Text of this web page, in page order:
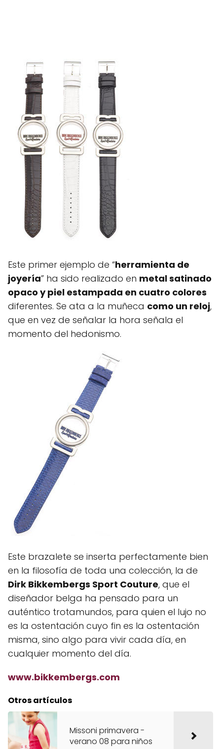
Este primer ejemplo de “herramienta de
joyería” ha sido realizado en metal satinado
opaco y piel estampada en cuatro colores
diferentes. Se ata a la muñeca como un reloj,
que en vez de señalar la hora señala el
momento del hedonismo.
Este brazalete se inserta perfectamente bien
en la filosofía de toda una colección, la de
Dirk Bikkembergs Sport Couture, que el
diseñador belga ha pensado para un
auténtico trotamundos, para quien el lujo no
es la ostentación cuyo fin es la ostentación
misma, sino algo para vivir cada día, en
cualquier momento del día.
www.bikkembergs.com
Otros artículos
Missoni primavera -
verano 08 para niños